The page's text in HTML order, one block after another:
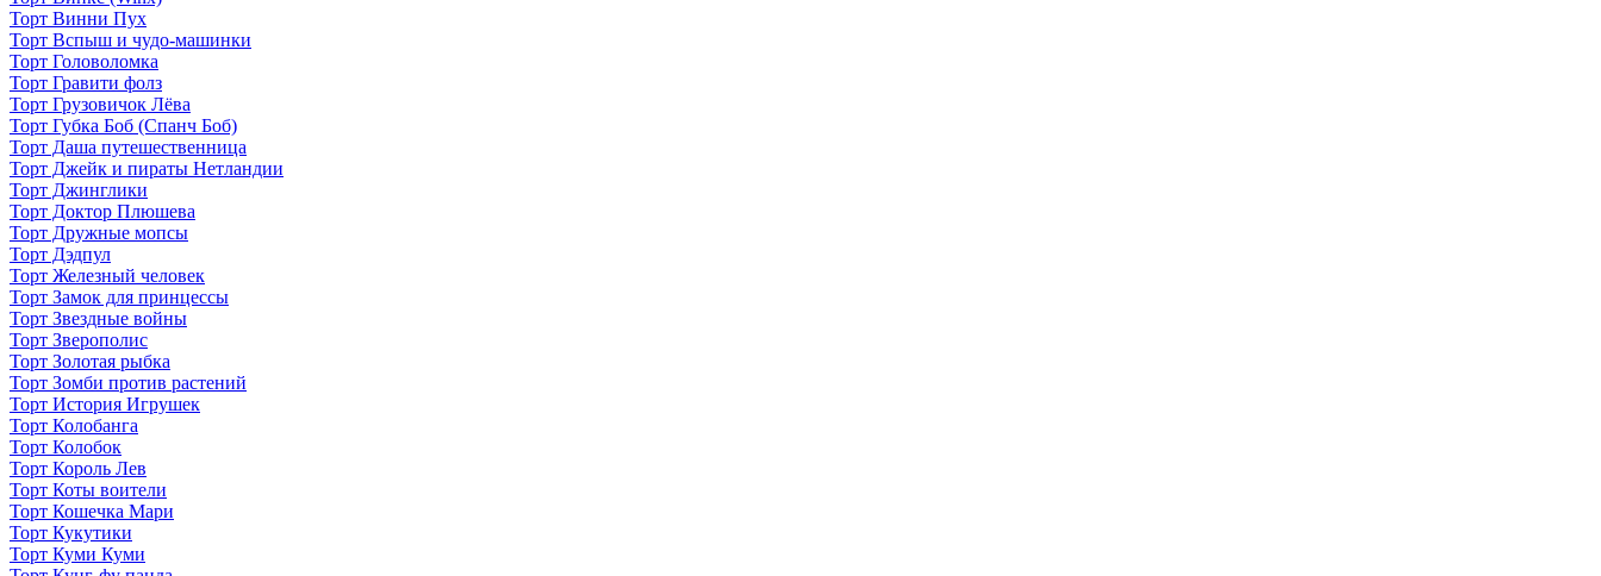
Торт Винни Пух
Торт Вспыш и чудо-машинки
Торт Головоломка
Торт Гравити фолз
Торт Грузовичок Лёва
Торт Губка Боб (Спанч Боб)
Торт Даша путешественница
Торт Джейк и пираты Нетландии
Торт Джинглики
Торт Доктор Плюшева
Торт Дружные мопсы
Торт Дэдпул
Торт Железный человек
Торт Замок для принцессы
Торт Звездные войны
Торт Зверополис
Торт Золотая рыбка
Торт Зомби против растений
Торт История Игрушек
Торт Колобанга
Торт Колобок
Торт Король Лев
Торт Коты воители
Торт Кошечка Мари
Торт Кукутики
Торт Куми Куми